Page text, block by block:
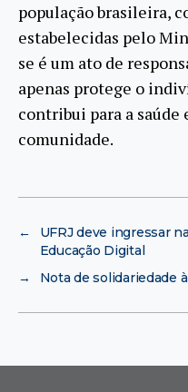
população brasileira,
estabelecidas pelo
se é um ato de
apenas protege o
contribui para a saúde
comunidade.
←
UFRJ deve ingressar
Educação Digital
→
Nota de solidariedade